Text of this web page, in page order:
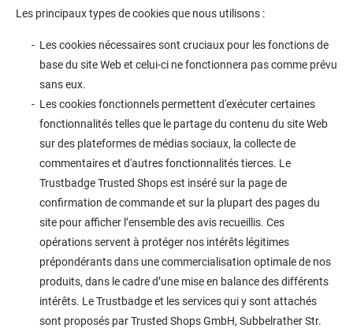
Les principaux types de cookies que nous utilisons :
Les cookies nécessaires sont cruciaux pour les fonctions de
base du site Web et celui-ci ne fonctionnera pas comme prévu
sans eux.
Les cookies fonctionnels permettent d'exécuter certaines
fonctionnalités telles que le partage du contenu du site Web
sur des plateformes de médias sociaux, la collecte de
commentaires et d'autres fonctionnalités tierces. Le
Trustbadge Trusted Shops est inséré sur la page de
confirmation de commande et sur la plupart des pages du
site pour afficher l’ensemble des avis recueillis. Ces
opérations servent à protéger nos intérêts légitimes
prépondérants dans une commercialisation optimale de nos
produits, dans le cadre d’une mise en balance des différents
intérêts. Le Trustbadge et les services qui y sont attachés
sont proposés par Trusted Shops GmbH, Subbelrather Str.